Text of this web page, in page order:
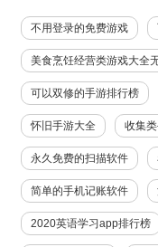
不用登录的免费游戏
美食烹饪经营类游戏大全
可以双修的手游排行榜
怀旧手游大全 收集
永久免费的扫描软件
简单的手机记账软件
2020英语学习app排行榜